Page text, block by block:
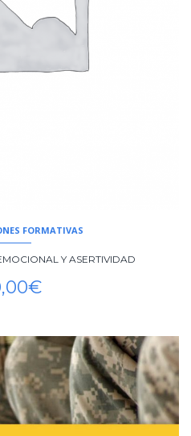
FORMATIVAS
Y ASERTIVIDAD
€